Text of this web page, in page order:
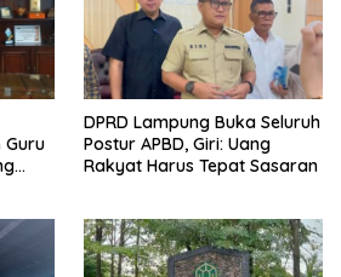
Guru
DPRD Lampung Buka Seluruh
Postur APBD, Giri: Uang
Rakyat Harus Tepat Sasaran